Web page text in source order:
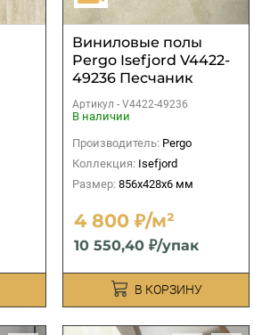
Виниловые полы
Pergo Isefjord V4422-
49236 Песчаник
Артикул - V4422-49236
В наличии
Производитель: Pergo
Коллекция: Isefjord
Размер: 856x428x6 мм
4 800 ₽/м²
10 550,40 ₽/упак
В КОРЗИНУ